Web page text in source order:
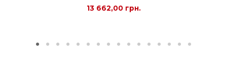
13 662,00 грн.